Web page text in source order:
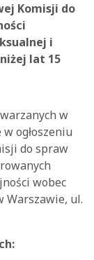
Komisji do
i
lat 15
w
ogłoszeniu
do spraw
wobec
Warszawie, ul.